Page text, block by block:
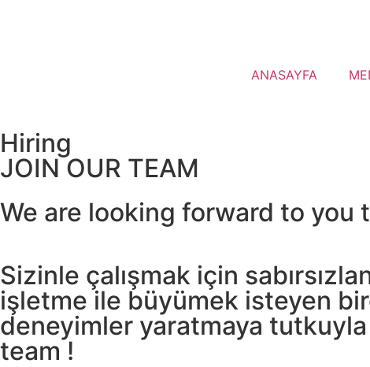
ANASAYFA
Hiring
JOIN OUR TEAM
We are looking forward to you
Sizinle çalışmak için
işletme ile büyümek isteyen
deneyimler yaratmaya
team !